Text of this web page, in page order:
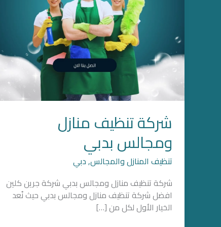
شركة تنظيف منازل
ومجالس بدبي
تنظيف المنازل والمجالس,دبي
شركة تنظيف منازل ومجالس بدبي شركة جرين كلين
افضل شركة تنظيف منازل ومجالس بدبي حيث نُعد
الخيار الأول لكل من […]